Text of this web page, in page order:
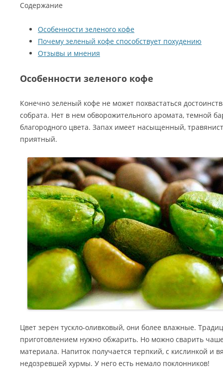
Содержание
Особенности зеленого кофе
Почему зеленый кофе способствует похудению
Отзывы и мнения
Особенности зеленого кофе
Конечно зеленый кофе не может похвастаться
собрата. Нет в нем обворожительного аромата, темной
благородного цвета. Запах имеет насыщенный,
приятный.
Цвет зерен тускло-оливковый, они более влажные.
приготовлением нужно обжарить. Но можно сварить
материала. Напиток получается терпкий, с кислинкой и
недозревшей хурмы. У него есть немало поклонников!